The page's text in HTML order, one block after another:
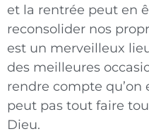
et la rentrée peut en
reconsolider nos
est un merveilleux
des meilleures
rendre compte qu’on
peut pas tout faire
Dieu.